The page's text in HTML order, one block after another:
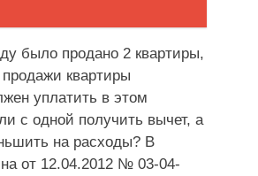
было продано 2 квартиры,
продажи квартиры
уплатить в этом
с одной получить вычет, а
на расходы? В
от 12.04.2012 № 03-04-